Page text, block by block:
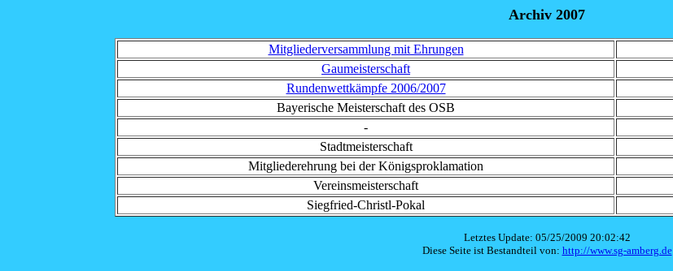
Archiv 2007
Mitgliederversammlung mit Ehrungen
Gaumeisterschaft
Rundenwettkämpfe 2006/2007
Bayerische Meisterschaft des OSB
-
Stadtmeisterschaft
Mitgliederehrung bei der Königsproklamation
Vereinsmeisterschaft
Siegfried-Christl-Pokal
Letztes Update: 05/25/2009 20:02:42
Diese Seite ist Bestandteil von: http://www.sg-amberg.de